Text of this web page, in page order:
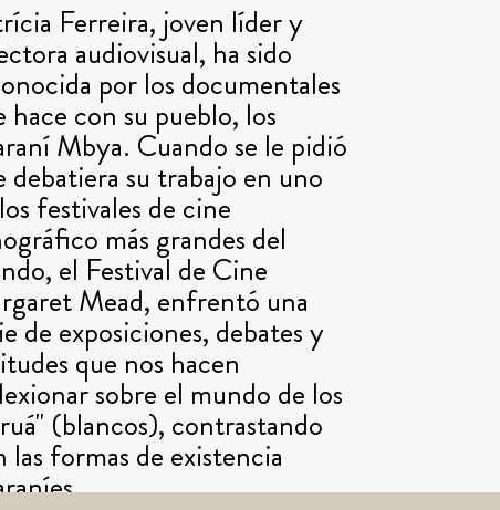
Ferreira, joven líder y
audiovisual, ha sido
por los documentales
hace con su pueblo, los
Mbya. Cuando se le pidió
debatiera su trabajo en uno
festivales de cine
más grandes del
el Festival de Cine
Mead, enfrentó una
de exposiciones, debates y
que nos hacen
sobre el mundo de los
(blancos), contrastando
las formas de existencia